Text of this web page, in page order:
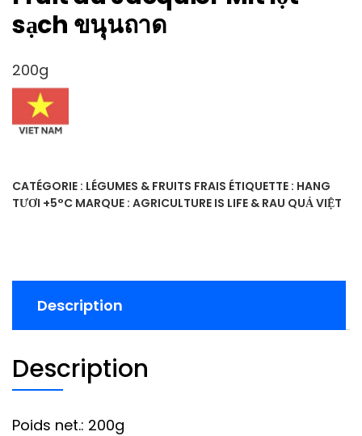
sạch ขนุนถาด
200g
CATÉGORIE : LÉGUMES & FRUITS FRAIS ÉTIQUETTE : HANG
TƯƠI +5°C MARQUE : AGRICULTURE IS LIFE & RAU QUẢ VIỆT
Description
Description
Poids net.: 200g